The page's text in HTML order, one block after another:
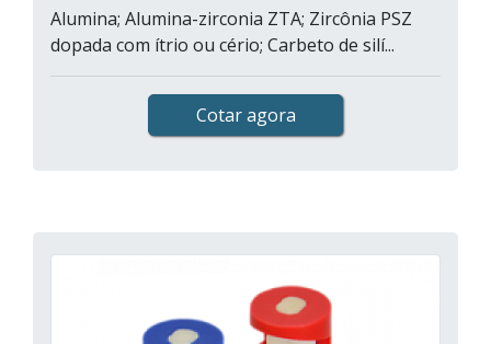
Alumina; Alumina-zirconia ZTA; Zircônia PSZ
dopada com ítrio ou cério; Carbeto de silí...
Cotar agora